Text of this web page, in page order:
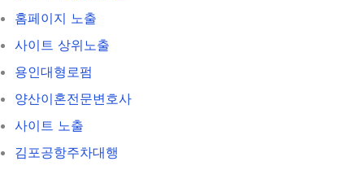
홈페이지 노출
사이트 상위노출
용인대형로펌
양산이혼전문변호사
사이트 노출
김포공항주차대행